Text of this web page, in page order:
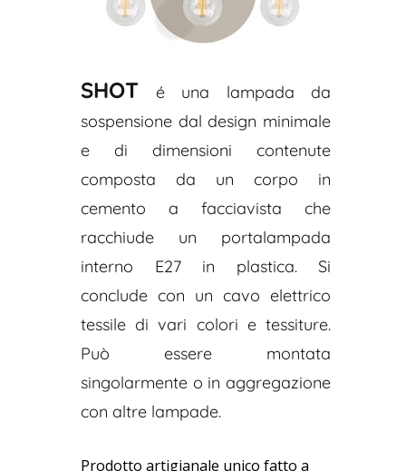
SHOT é una lampada da
sospensione dal design minimale
e di dimensioni contenute
composta da un corpo in
cemento a facciavista che
racchiude un portalampada
interno E27 in plastica. Si
conclude con un cavo elettrico
tessile di vari colori e tessiture.
Può essere montata
singolarmente o in aggregazione
con altre lampade.
Prodotto artigianale unico fatto a